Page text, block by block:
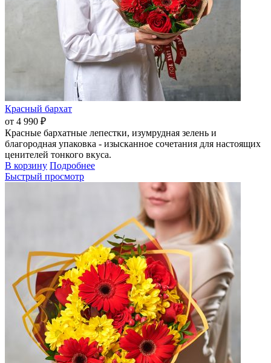
Красный бархат
от 4 990 ₽
Красные бархатные лепестки, изумрудная зелень и
благородная упаковка - изысканное сочетания для настоящих
ценителей тонкого вкуса.
В корзину Подробнее
Быстрый просмотр